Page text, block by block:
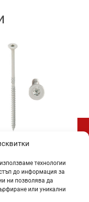
технологии
до информация за
ни позволява да
или уникални
за дърво
БР – (Wurth)